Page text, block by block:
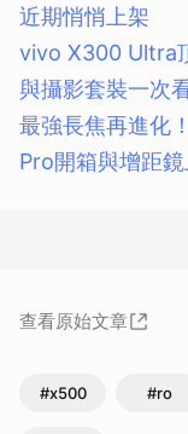
近期悄悄上架
vivo X300 Ultra
與攝影套裝一次
最強長焦再進化
Pro開箱與增距
查看原始文章
#x500 #ro